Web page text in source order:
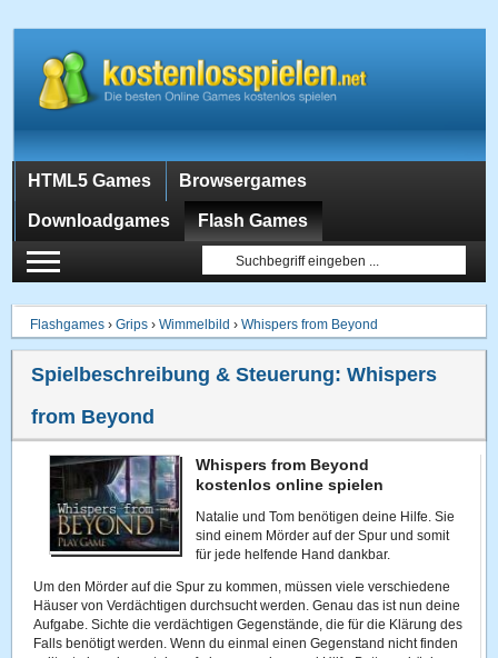
HTML5 Games Browsergames
Downloadgames Flash Games
Flashgames ›Grips ›Wimmelbild ›Whispers from Beyond
Spielbeschreibung & Steuerung:Whispers
from Beyond
Whispers from Beyond
kostenlos online spielen
Natalie und Tom benötigen deine Hilfe. Sie
sind einem Mörder auf der Spur und somit
für jede helfende Hand dankbar.
Um den Mörder auf die Spur zu kommen, müssen viele verschiedene
Häuser von Verdächtigen durchsucht werden. Genau das ist nun deine
Aufgabe. Sichte die verdächtigen Gegenstände, die für die Klärung des
Falls benötigt werden. Wenn du einmal einen Gegenstand nicht finden